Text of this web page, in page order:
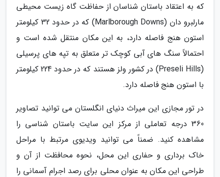
که به اعتقاد باستان شناسان از حفاظت گاه زیست محیطی
مارلبرو دان (Marlborough Downs) که در حدود 32 کیلومتر
استون هنج فاصله دارد، به این مکان منتقل شده است و
احتمالاً سنگ های آبی کوچک تر متعلق به تپه های پرسیلی
(Preseli Hills) در کشور ولز هستند که در حدود 224 کیلومتر
با استون هنج فاصله دارد.
در تور مجازی این میراث دنیای انگلستان می توانید تصاویر
360 درجه تعاملی از مرکز این سایت باستان شناسی را
مشاهده کنید. ضمناً می توانید ویدیوی مرتبط با مراحل
خاک برداری و حفاری این محل، نحوه محافظت از آن و
طراحی این مکان به عنوان محلی برای رصد اجرام آسمانی را